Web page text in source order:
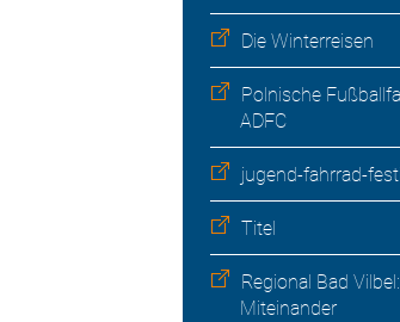
Die Winterreisen
Polnische
ADFC
jugend-fahrrad-
Titel
Regional Bad
Miteinander